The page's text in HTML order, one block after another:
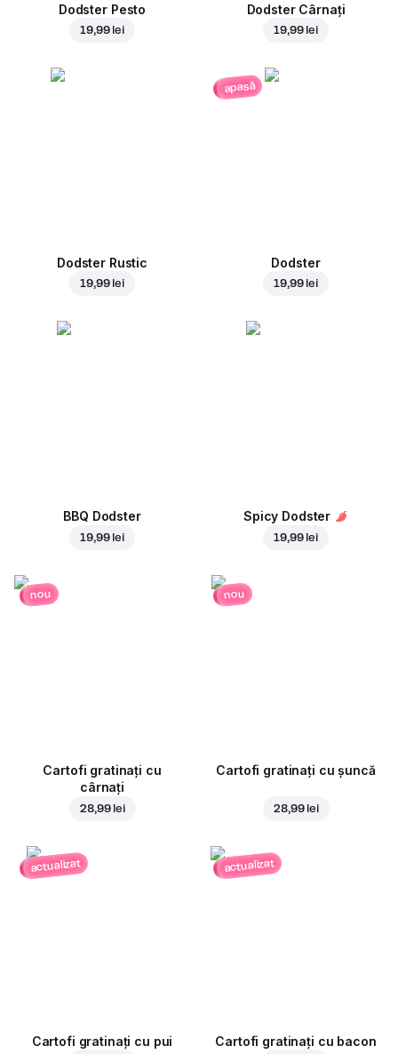
Dodster Pesto
19,99 lei
Dodster Cârnați
19,99 lei
Dodster Rustic
19,99 lei
apasă
Dodster
19,99 lei
BBQ Dodster
19,99 lei
Spicy Dodster
19,99 lei
nou
Cartofi gratinați cu
cârnați
28,99 lei
nou
Cartofi gratinați cu șuncă
28,99 lei
actualizat
Cartofi gratinați cu pui
actualizat
Cartofi gratinați cu bacon